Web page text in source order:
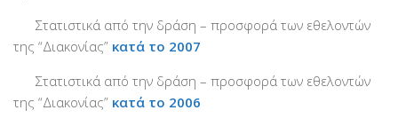
Υποστηρικτές
Δωρητές
Χορηγοί
Χορηγοί Επικοινωνίας
Στατιστικά από την δράση – προσφορά των εθελοντών
της “Διακονίας” κατά το 2007
Στατιστικά από την δράση – προσφορά των εθελοντών
της “Διακονίας” κατά το 2006